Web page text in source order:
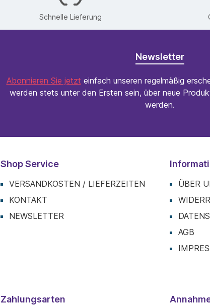
Schnelle Lieferung
Newsletter
Abonnieren Sie jetzt einfach unseren regelmäßig
werden stets unter den Ersten sein, über neue
werden.
Shop Service
VERSANDKOSTEN / LIEFERZEITEN
KONTAKT
NEWSLETTER
ÜBER
AGB
Zahlungsarten